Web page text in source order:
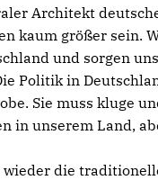
Architekt
kaum größer sein.
und sorgen
Politik in
Sie muss kluge
in unserem Land,
die